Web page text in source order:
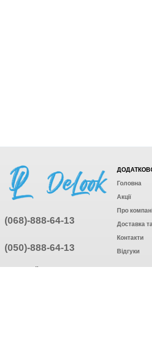
(068)-888-64-13
(050)-888-64-13
Головна
Акції
Про
Доставка
Контакти
Відгуки